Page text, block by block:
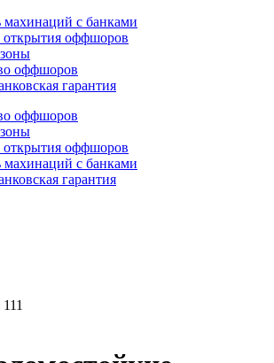
махинаций с банками
открытия оффшоров
оффшоров
гарантия
оффшоров
открытия оффшоров
махинаций с банками
гарантия